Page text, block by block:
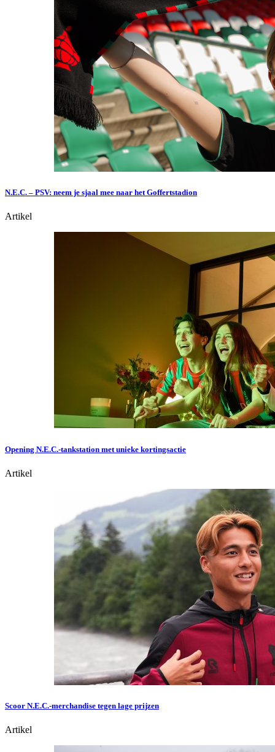
N.E.C. – PSV: neem je sjaal mee naar het Goffertstadion
Artikel
Opening N.E.C.-tankstation met unieke kortingsactie
Artikel
Scoor N.E.C.-merchandise tegen lage prijzen
Artikel